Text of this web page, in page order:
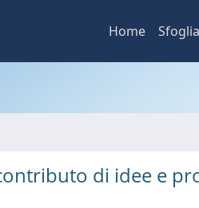
Home Sfoglia
di idee e